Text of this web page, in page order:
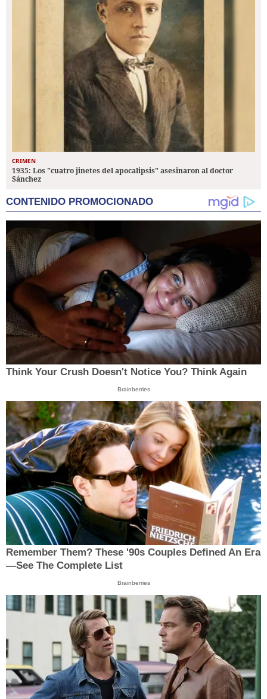
CRIMEN
1935: Los "cuatro jinetes del apocalipsis" asesinaron al doctor
Sánchez
CONTENIDO PROMOCIONADO
Think Your Crush Doesn't Notice You? Think Again
Brainberries
Remember Them? These '90s Couples Defined An Era
—See The Complete List
Brainberries